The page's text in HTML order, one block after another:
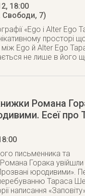
, 18:00
Свободи, 7)
«Ego і Alter Ego
просторі
між Ego й Alter Ego
не лише в його
Романа
Есеї про
письменника та
Горака
юродивими».
Тараса
написання